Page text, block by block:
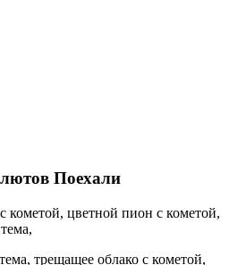
Поехали
кометой, цветной пион с кометой,
трещащее облако с кометой,